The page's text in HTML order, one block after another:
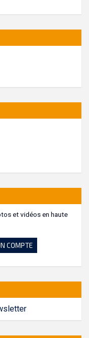
et vidéos en haute
COMPTE